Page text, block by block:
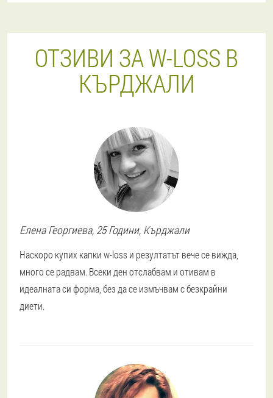
ОТЗИВИ ЗА W-LOSS В
КЪРДЖАЛИ
Елена Георгиева, 25 Години, Кърджали
Наскоро купих капки w-loss и резултатът вече се вижда,
много се радвам. Всеки ден отслабвам и отивам в
идеалната си форма, без да се измъчвам с безкрайни
диети.